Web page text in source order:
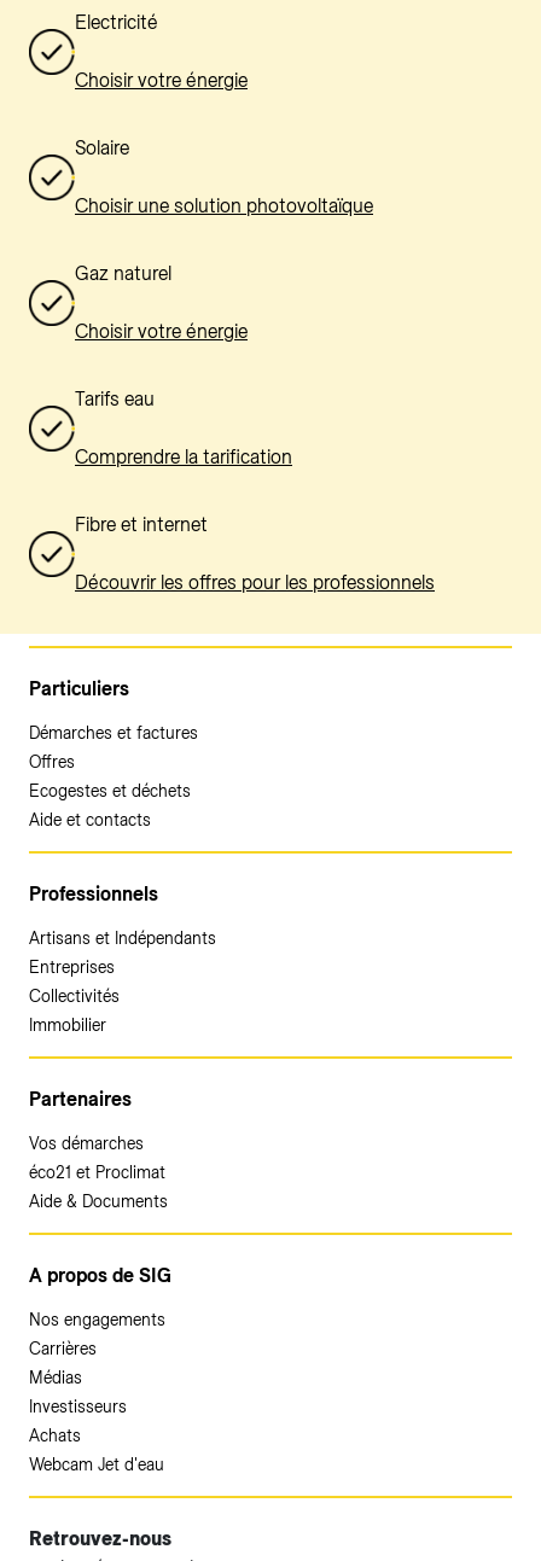
Electricité
Choisir votre énergie
Solaire
Choisir une solution photovoltaïque
Gaz naturel
Choisir votre énergie
Tarifs eau
Comprendre la tarification
Fibre et internet
Découvrir les offres pour les professionnels
Particuliers
Démarches et factures
Offres
Ecogestes et déchets
Aide et contacts
Professionnels
Artisans et Indépendants
Entreprises
Collectivités
Immobilier
Partenaires
Vos démarches
éco21 et Proclimat
Aide & Documents
A propos de SIG
Nos engagements
Carrières
Médias
Investisseurs
Achats
Webcam Jet d'eau
Retrouvez-nous